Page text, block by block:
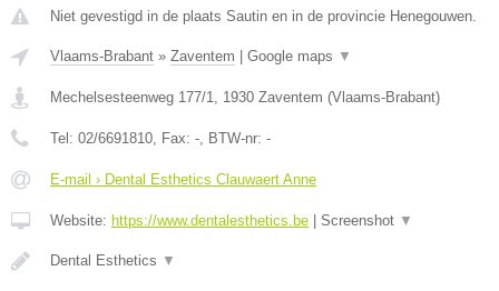
Niet gevestigd in de plaats Sautin en in de provincie Henegouwen.
Vlaams-Brabant » Zaventem Google maps ▼
Mechelsesteenweg 177/1 1930 Zaventem (Vlaams-Brabant)
Tel: 02/6691810 , Fax: - , BTW-nr: -
E-mail › Dental Esthetics Clauwaert Anne
Website: https://www.dentalesthetics.be Screenshot ▼
Dental Esthetics ▼